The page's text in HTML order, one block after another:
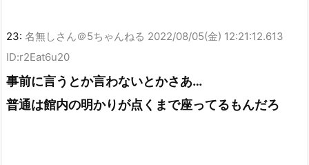
23: 名無しさん＠5ちゃんねる 2022/08/05(金) 12:21:12.613
ID:r2Eat6u20
事前に言うとか言わないとかさあ…
普通は館内の明かりが点くまで座ってるもんだろ